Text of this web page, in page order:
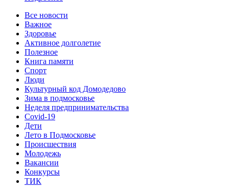
Все новости
Важное
Здоровье
Активное долголетие
Полезное
Книга памяти
Спорт
Люди
Культурный код Домодедово
Зима в подмосковье
Неделя предпринимательства
Covid-19
Дети
Лето в Подмосковье
Происшествия
Молодежь
Вакансии
Конкурсы
ТИК